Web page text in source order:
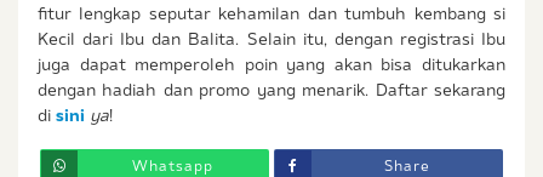
fitur lengkap seputar kehamilan dan tumbuh kembang si
Kecil dari Ibu dan Balita. Selain itu, dengan registrasi Ibu
juga dapat memperoleh poin yang akan bisa ditukarkan
dengan hadiah dan promo yang menarik. Daftar sekarang
di sini ya!
Whatsapp Share